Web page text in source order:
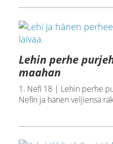
Lehin perhe
maahan
1. Nefi 18 | Lehin perhe
Nefin ja hänen veljiensä